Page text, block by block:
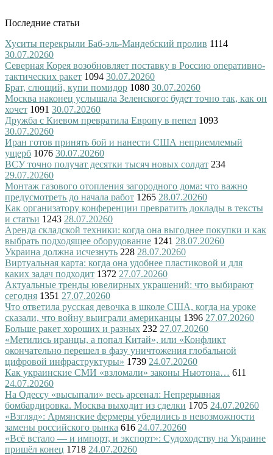
Последние статьи
Хуситы перекрыли Баб-эль-Мандебский пролив 1114
30.07.20260
Северная Корея возобновляет поставку в Россию оперативно-
тактических ракет 1094 30.07.20260
Брат, слющий, купи помидор 1080 30.07.20260
Москва наконец услышала Зеленского: будет точно так, как он
хочет 1091 30.07.20260
Дружба с Киевом превратила Европу в пепел 1093
30.07.20260
Иран готов принять бой и нанести США неприемлемый
ущерб 1076 30.07.20260
ВСУ точно получат десятки тысяч новых солдат 234
29.07.20260
Монтаж газового отопления загородного дома: что важно
предусмотреть до начала работ 1265 28.07.20260
Как организатору конференции превратить доклады в тексты
и статьи 1243 28.07.20260
Аренда складской техники: когда она выгоднее покупки и как
выбрать подходящее оборудование 1241 28.07.20260
Украина должна исчезнуть 228 28.07.20260
Виртуальная карта: когда она удобнее пластиковой и для
каких задач подходит 1372 27.07.20260
Актуальные тренды ювелирных украшений: что выбирают
сегодня 1351 27.07.20260
Что ответила русская девочка в школе США, когда на уроке
сказали, что войну выиграли американцы 1396 27.07.20260
Больше ракет хороших и разных 232 27.07.20260
«Метились иранцы, а попал Китай», или «Конфликт
окончательно перешел в фазу уничтожения глобальной
цифровой инфраструктуры» 1739 24.07.20260
Как украинские СМИ «взломали» законы Ньютона… 611
24.07.20260
На Одессу «высыпали» весь арсенал: Непрерывная
бомбардировка. Москва выходит из сделки 1705 24.07.20260
«Взгляд»: Армянские фермеры убедились в невозможности
замены российского рынка 616 24.07.20260
«Всё встало — и импорт, и экспорт»: Судоходству на Украине
пришёл конец 1718 24.07.20260